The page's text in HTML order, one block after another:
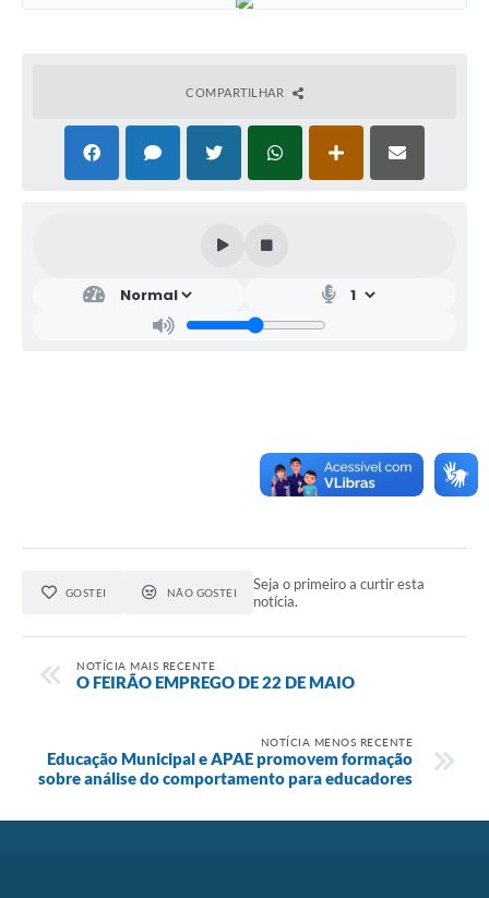
COMPARTILHAR
GOSTEI NÃO GOSTEI
Seja o primeiro a curtir esta
notícia.
NOTÍCIA MAIS RECENTE
O FEIRÃO EMPREGO DE 22 DE MAIO
NOTÍCIA MENOS RECENTE
Educação Municipal e APAE promovem formação
sobre análise do comportamento para educadores